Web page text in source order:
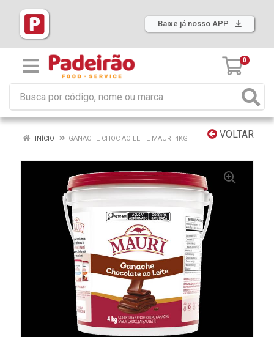
Baixe já nosso APP
0
VOLTAR
INÍCIO GANACHE CHOC AO LEITE MAURI 4KG